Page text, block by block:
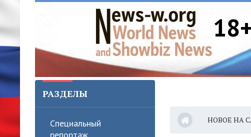
18+
РАЗДЕЛЫ
Специальный
НОВОЕ НА